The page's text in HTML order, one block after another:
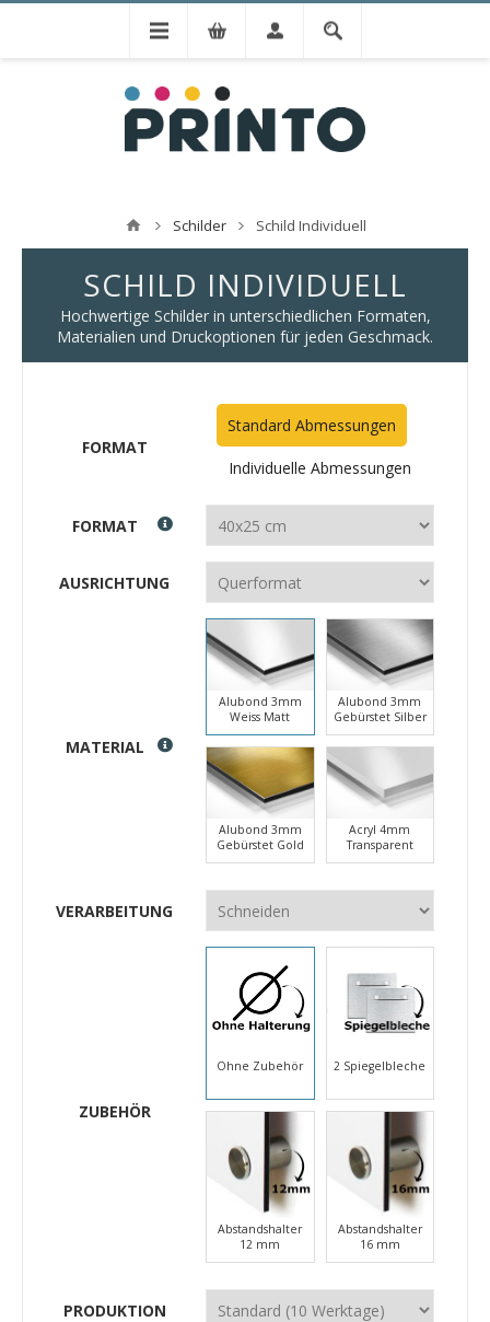
Schilder Schild Individuell
SCHILD INDIVIDUELL
Hochwertige Schilder in unterschiedlichen Formaten,
Materialien und Druckoptionen für jeden Geschmack.
FORMAT
Standard Abmessungen
Individuelle Abmessungen
FORMAT
AUSRICHTUNG
MATERIAL
Alubond 3mm
Weiss Matt
Alubond 3mm
Gebürstet Silber
Alubond 3mm
Gebürstet Gold
Acryl 4mm
Transparent
VERARBEITUNG
ZUBEHÖR
Ohne Zubehör 2 Spiegelbleche
Abstandshalter
12 mm
Abstandshalter
16 mm
PRODUKTION